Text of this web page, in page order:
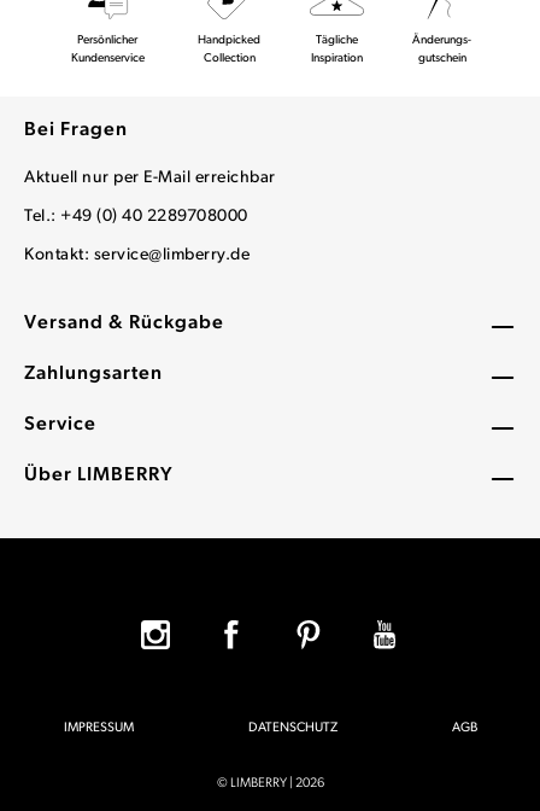
Versand & Rückgabe
Zahlungsarten
Service
Über LIMBERRY
Persönlicher
Kundenservice
Handpicked
Collection
Tägliche
Inspiration
Änderungs-
gutschein
Bei Fragen
Aktuell nur per E-Mail erreichbar
Tel.: +49 (0) 40 2289708000
Kontakt: service@limberry.de
IMPRESSUM DATENSCHUTZ AGB
© LIMBERRY | 2026